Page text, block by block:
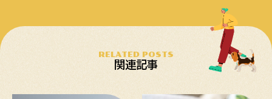
RELATED POSTS
関連記事